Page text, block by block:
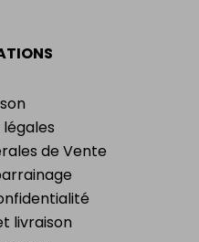
de Vente
livraison